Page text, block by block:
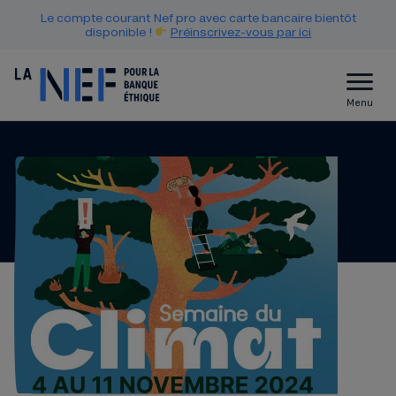
Le compte courant Nef pro avec carte bancaire bientôt
disponible !
Préinscrivez-vous par ici
Menu